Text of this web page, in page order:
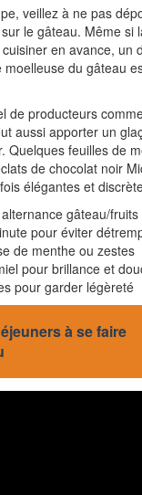
veillez à ne pas
le gâteau. Même si
en avance, un
du gâteau
de producteurs
aussi apporter un
Quelques feuilles de
de chocolat noir
élégantes et
gâteau/fruits
pour éviter
de menthe ou zestes
pour brillance et
pour garder légèreté
à se faire